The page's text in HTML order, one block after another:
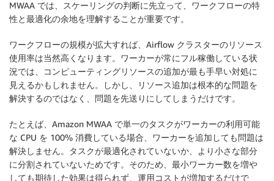
MWAA では、スケーリングの判断に先立って、ワークフローの特
性と最適化の余地を理解することが重要です。
ワークフローの規模が拡大すれば、Airflow クラスターのリソース
使用率は当然高くなります。ワーカーが常にフル稼働している状
況では、コンピューティングリソースの追加が最も手早い対処に
見えるかもしれません。しかし、リソース追加は根本的な問題を
解決するのではなく、問題を先送りにしてしまうだけです。
たとえば、Amazon MWAA で単一のタスクがワーカーの利用可能
な CPU を 100% 消費している場合、ワーカーを追加しても問題は
解決しません。タスクが最適化されていないか、より小さな部分
に分割されていないためです。そのため、最小ワーカー数を増や
しても期待した効果は得られず、運用コストが増加するだけで